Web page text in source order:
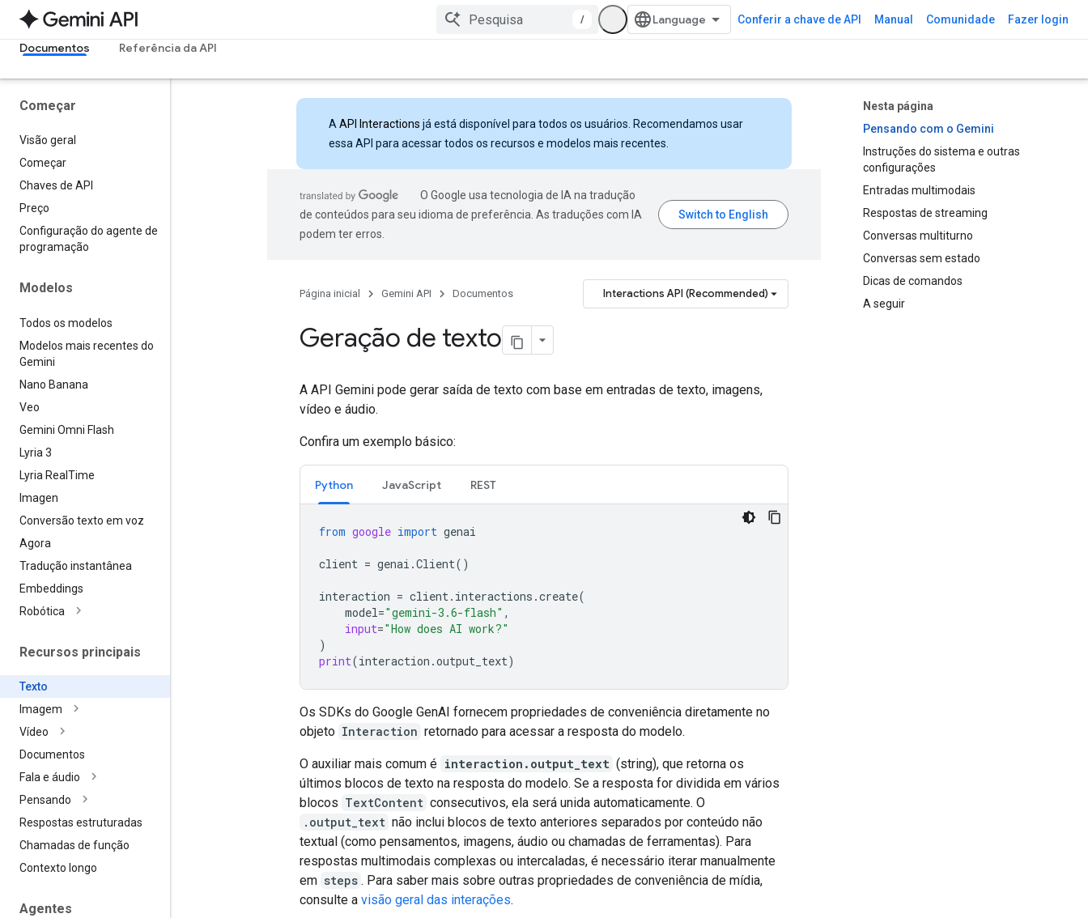
/ Conferir a chave de API Manual Comunidade Fazer login
Documentos Referência da API
Começar
Visão geral
Começar
Chaves de API
Preço
Configuração do agente de
programação
Modelos
Todos os modelos
Modelos mais recentes do
Gemini
Nano Banana
Veo
Gemini Omni Flash
Lyria 3
Lyria Real Time
Imagen
Conversão texto em voz
Agora
Tradução instantânea
Embeddings
Robótica
Recursos principais
Texto
Imagem
Vídeo
Documentos
Fala e áudio
Pensando
Respostas estruturadas
Chamadas de função
Contexto longo
Agentes
Nesta página
Pensando com o Gemini
Instruções do sistema e outras
configurações
Entradas multimodais
Respostas de streaming
Conversas multiturno
Conversas sem estado
Dicas de comandos
A seguir
A API Interactions já está disponível para todos os usuários. Recomendamos usar
essa API para acessar todos os recursos e modelos mais recentes.
O Google usa tecnologia de IA na tradução
de conteúdos para seu idioma de preferência. As traduções com IA
podem ter erros.
Página inicial Gemini API Documentos Interactions API (Recommended)
Geração de texto
A API Gemini pode gerar saída de texto com base em entradas de texto, imagens,
vídeo e áudio.
Confira um exemplo básico:
Python JavaScript REST
from google import genai
client = genai .Client()
interaction = client. interactions .create(
model="gemini-3.6-flash" ,
input="How does AI work?"
)
print(interaction .output_text)
Os SDKs do Google GenAI fornecem propriedades de conveniência diretamente no
objeto Interaction retornado para acessar a resposta do modelo.
O auxiliar mais comum é interaction.output_text (string), que retorna os
últimos blocos de texto na resposta do modelo. Se a resposta for dividida em vários
blocos TextContent consecutivos, ela será unida automaticamente. O
.output_text não inclui blocos de texto anteriores separados por conteúdo não
textual (como pensamentos, imagens, áudio ou chamadas de ferramentas). Para
respostas multimodais complexas ou intercaladas, é necessário iterar manualmente
em steps . Para saber mais sobre outras propriedades de conveniência de mídia,
consulte a visão geral das interações.